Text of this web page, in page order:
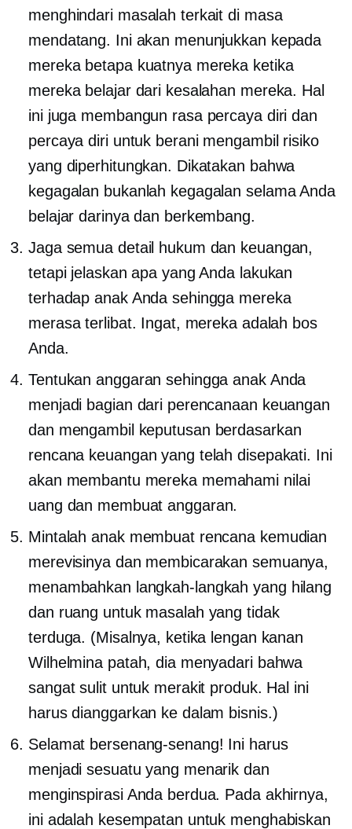
menghindari masalah terkait di masa
mendatang. Ini akan menunjukkan kepada
mereka betapa kuatnya mereka ketika
mereka belajar dari kesalahan mereka. Hal
ini juga membangun rasa percaya diri dan
percaya diri untuk berani mengambil risiko
yang diperhitungkan. Dikatakan bahwa
kegagalan bukanlah kegagalan selama Anda
belajar darinya dan berkembang.
Jaga semua detail hukum dan keuangan,
tetapi jelaskan apa yang Anda lakukan
terhadap anak Anda sehingga mereka
merasa terlibat. Ingat, mereka adalah bos
Anda.
Tentukan anggaran sehingga anak Anda
menjadi bagian dari perencanaan keuangan
dan mengambil keputusan berdasarkan
rencana keuangan yang telah disepakati. Ini
akan membantu mereka memahami nilai
uang dan membuat anggaran.
Mintalah anak membuat rencana kemudian
merevisinya dan membicarakan semuanya,
menambahkan langkah-langkah yang hilang
dan ruang untuk masalah yang tidak
terduga. (Misalnya, ketika lengan kanan
Wilhelmina patah, dia menyadari bahwa
sangat sulit untuk merakit produk. Hal ini
harus dianggarkan ke dalam bisnis.)
Selamat bersenang-senang! Ini harus
menjadi sesuatu yang menarik dan
menginspirasi Anda berdua. Pada akhirnya,
ini adalah kesempatan untuk menghabiskan